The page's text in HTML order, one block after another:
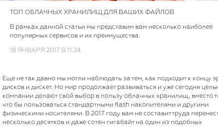
ТОП ОБЛАЧНЫХ ХРАНИЛИЩ ДЛЯ ВАШИХ ФАЙЛОВ
В рамках данной статьи мы представим вам несколько наиболее
популярных сервисов и их преимущества.
18 ЯНВАРЯ 2017 В 11:24
Еще не так давно мы могли наблюдать за тем, как подходит к концу
дисков и дискет. Но мир продолжает развиваться и уже сегодня
компании делают свой выбор в пользу облачных хранилищ, вместо
что бы пользоваться стандартными flash накопителями и другими
физическими носителями. В 2017 году вам не составит труда
несколько десятков и даже сотен гигабайт на один из подобных